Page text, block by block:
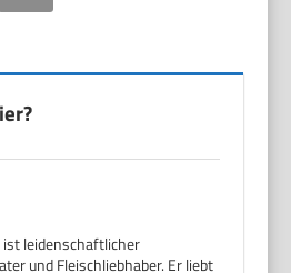
ist leidenschaftlicher
und Fleischliebhaber. Er liebt